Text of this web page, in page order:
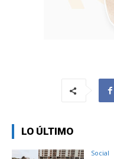
LO ÚLTIMO
Social